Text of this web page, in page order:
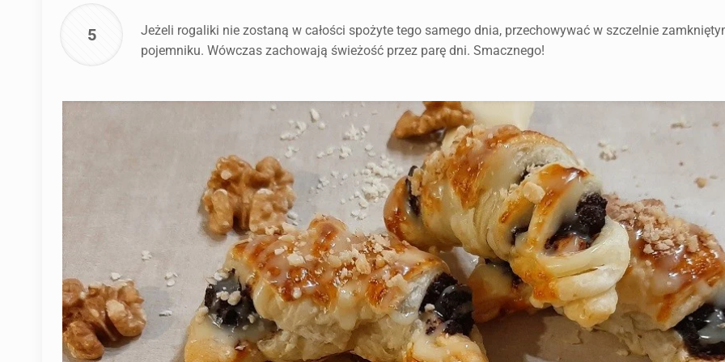
5
Jeżeli rogaliki nie zostaną w całości spożyte tego samego dnia, przechowywać w szczelnie
pojemniku. Wówczas zachowają świeżość przez parę dni. Smacznego!